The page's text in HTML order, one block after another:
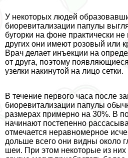
У некоторых людей
биоревитализации папулы
бугорки на фоне пpaктически
других они имеют розовый или
Врач делает инъекции на
от друга, поэтому
узелки накинутой на лицо сетки.
В течение первого часа после
биоревитализации папулы
размерах примерно на 30%. В
начинают постепенно
отмечается неравномерное
дольше всего они видны около
шеи. При этом некоторые из них